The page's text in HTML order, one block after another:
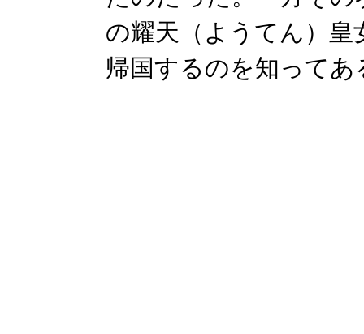
の耀天（ようてん）
帰国するのを知って